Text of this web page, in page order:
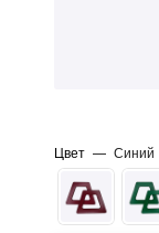
Цвет — Синий